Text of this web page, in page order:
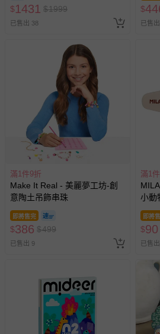
$1431 $1999
已售出 38
$
已售
滿1件9折
Make It Real - 美麗夢工坊-創
意陶土吊飾串珠
即將售完
$386 $499
已售出 9
滿1
小動
即將
$90
已售